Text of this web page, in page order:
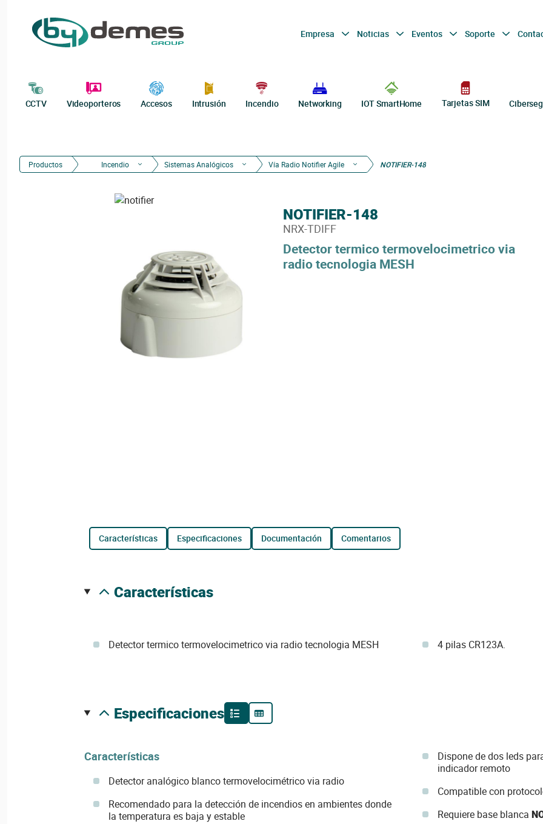
Empresa Noticias Eventos Soporte
CCTV Videoporteros Accesos Intrusión Incendio Networking IOT SmartHome Tarjetas SIM
Productos Incendio Sistemas Analógicos Vía Radio Notifier Agile NOTIFIER-148
Detector termico termovelocimetrico via
radio tecnologia MESH
NOTIFIER-148
NRX-TDIFF
características especificaciones documentación comentarios
características
Detector termico termovelocimetrico via radio tecnologia MESH 4 pilas CR123A.
especificaciones
Características
Detector analógico blanco termovelocimétrico via radio
Recomendado para la detección de incendios en ambientes donde
la temperatura es baja y estable
Dispone de dos leds
indicador remoto
Compatible con
Requiere base blanca